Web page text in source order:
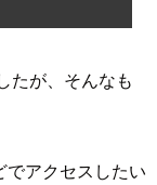
たが、そんなも
でアクセスしたい